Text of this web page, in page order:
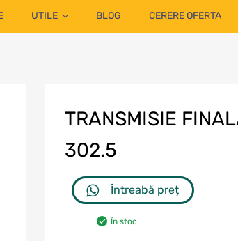
UTILE BLOG CERERE OFERTA
TRANSMISIE
302.5
Întreabă preț
În stoc